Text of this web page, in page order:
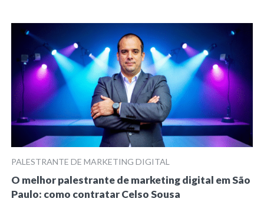
PALESTRANTE DE MARKETING DIGITAL
O melhor palestrante de marketing digital em São
Paulo: como contratar Celso Sousa